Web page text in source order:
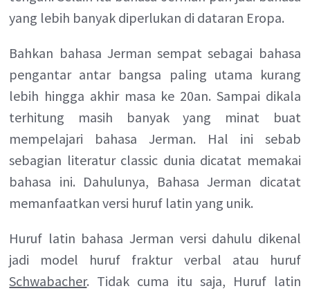
yang lebih banyak diperlukan di dataran Eropa.
Bahkan bahasa Jerman sempat sebagai bahasa
pengantar antar bangsa paling utama kurang
lebih hingga akhir masa ke 20an. Sampai dikala
terhitung masih banyak yang minat buat
mempelajari bahasa Jerman. Hal ini sebab
sebagian literatur classic dunia dicatat memakai
bahasa ini. Dahulunya, Bahasa Jerman dicatat
memanfaatkan versi huruf latin yang unik.
Huruf latin bahasa Jerman versi dahulu dikenal
jadi model huruf fraktur verbal atau huruf
Schwabacher. Tidak cuma itu saja, Huruf latin